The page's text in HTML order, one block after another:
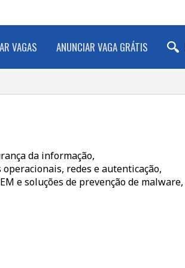
VAGAS ANUNCIAR VAGA GRÁTIS
da informação,
redes e autenticação,
e soluções de prevenção de malware,